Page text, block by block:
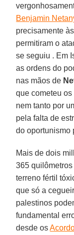
Benjamin
precisamente
permitiram o
se seguiu . Em
as ordens do
nas mãos de
que cometeu
nem tanto por
pela falta de
do oportunismo
Mais de dois
365
terreno fértil
que só a
palestinos
fundamental
desde os